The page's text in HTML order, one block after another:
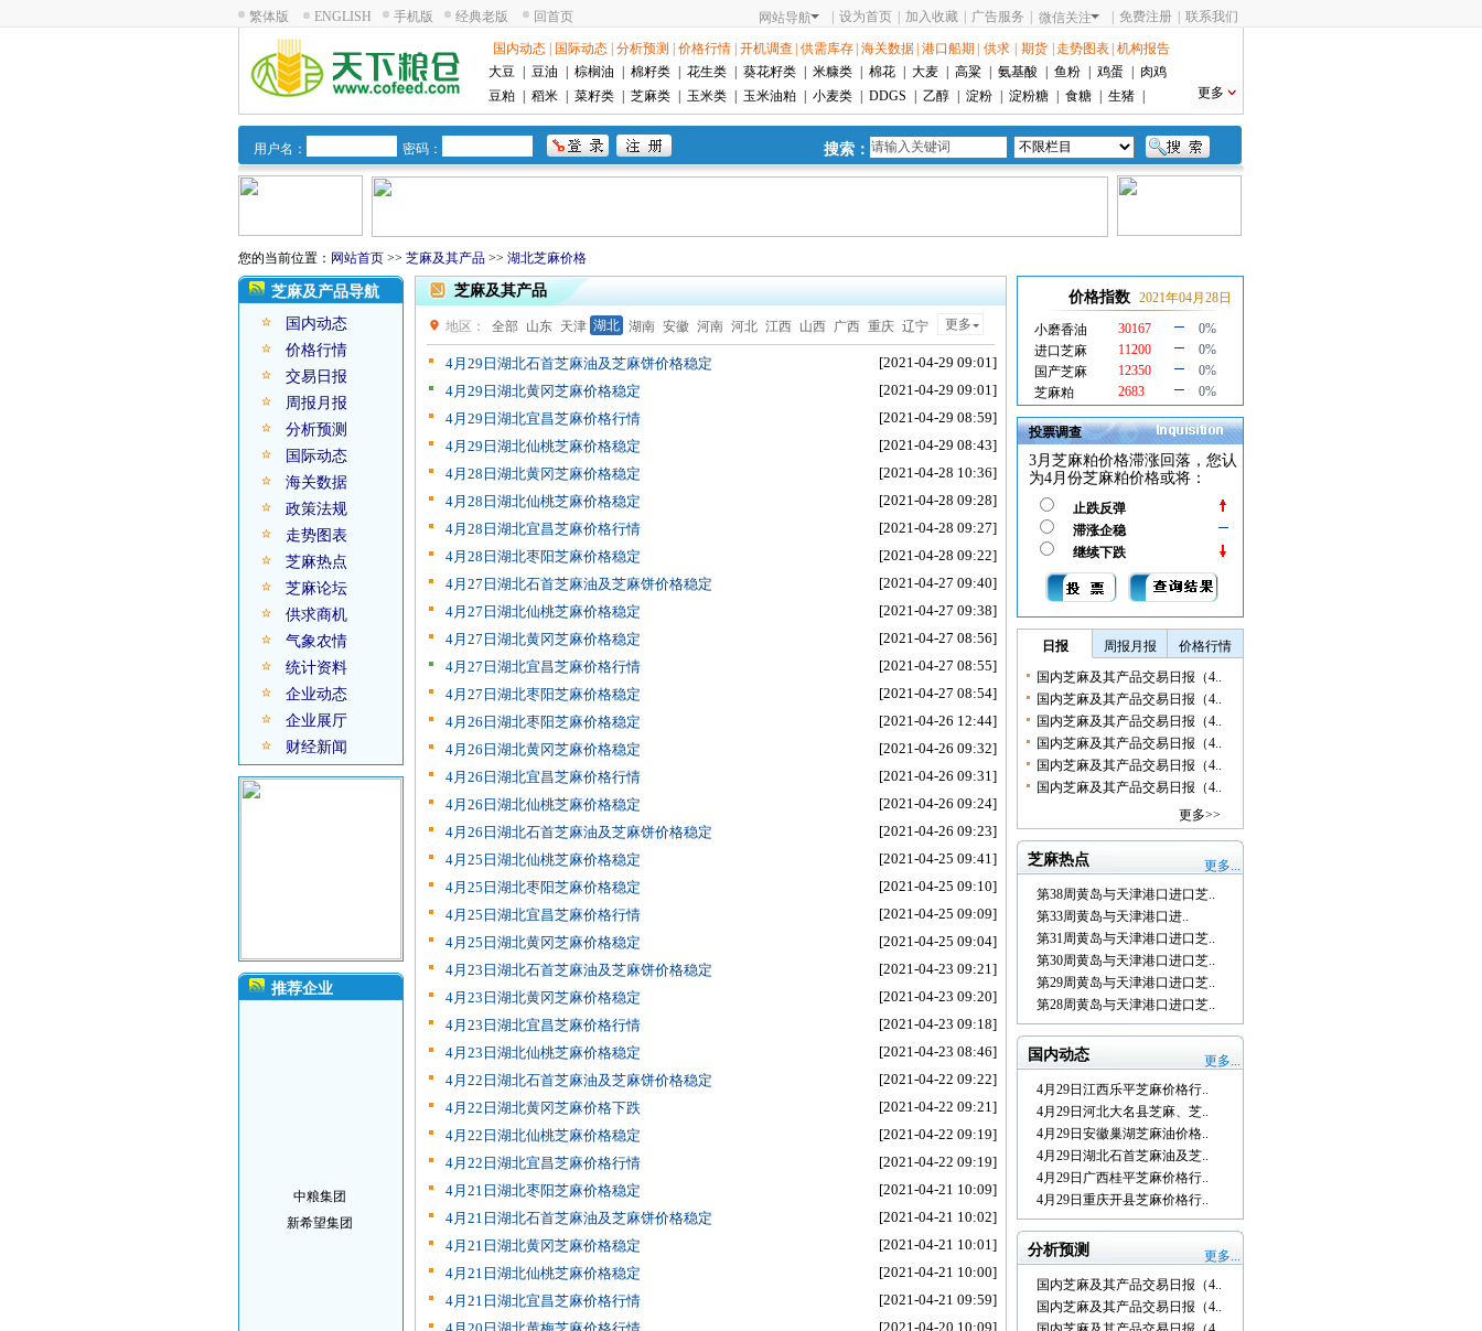
繁体版 ENGLISH 手机版 经典老版 回首页 网站导航 设为首页 加入收藏 广告服务 微信关注 免费注册 联系我们
国内动态 国际动态 分析预测 价格行情 开机调查 供需库存 海关数据 港口船期 供求 期货 走势图表 机构报告
大豆
豆油 棕榈油 棉籽类 花生类 葵花籽类 米糠类 棉花 大麦 高粱 氨基酸 鱼粉 鸡蛋
肉鸡
豆粕
稻米 菜籽类 芝麻类 玉米类 玉米油粕 小麦类 DDGS 乙醇 淀粉 淀粉糖 食糖 生猪 更多
用户名： 密码： 搜索：
您的当前位置： 网站首页 >> 芝麻及其产品 >> 湖北芝麻价格
芝麻及产品导航
国内动态
价格行情
交易日报
周报月报
分析预测
国际动态
海关数据
政策法规
走势图表
芝麻热点
芝麻论坛
供求商机
气象农情
统计资料
企业动态
企业展厅
财经新闻
推荐企业
芝麻及其产品
地区： 全部 山东 天津 湖北 湖南 安徽 河南 河北 江西 山西 广西 重庆 辽宁
更多
浙江
福建
4月29日湖北石首芝麻油及芝麻饼价格稳定
[2021-04-29 09:01]
4月29日湖北黄冈芝麻价格稳定
[2021-04-29 09:01]
4月29日湖北宜昌芝麻价格行情
[2021-04-29 08:59]
4月29日湖北仙桃芝麻价格稳定
[2021-04-29 08:43]
4月28日湖北黄冈芝麻价格稳定
[2021-04-28 10:36]
4月28日湖北仙桃芝麻价格稳定
[2021-04-28 09:28]
4月28日湖北宜昌芝麻价格行情
[2021-04-28 09:27]
4月28日湖北枣阳芝麻价格稳定
[2021-04-28 09:22]
4月27日湖北石首芝麻油及芝麻饼价格稳定
[2021-04-27 09:40]
4月27日湖北仙桃芝麻价格稳定
[2021-04-27 09:38]
4月27日湖北黄冈芝麻价格稳定
[2021-04-27 08:56]
4月27日湖北宜昌芝麻价格行情
[2021-04-27 08:55]
4月27日湖北枣阳芝麻价格稳定
[2021-04-27 08:54]
4月26日湖北枣阳芝麻价格稳定
[2021-04-26 12:44]
4月26日湖北黄冈芝麻价格稳定
[2021-04-26 09:32]
4月26日湖北宜昌芝麻价格行情
[2021-04-26 09:31]
4月26日湖北仙桃芝麻价格稳定
[2021-04-26 09:24]
4月26日湖北石首芝麻油及芝麻饼价格稳定
[2021-04-26 09:23]
4月25日湖北仙桃芝麻价格稳定
[2021-04-25 09:41]
4月25日湖北枣阳芝麻价格稳定
[2021-04-25 09:10]
4月25日湖北宜昌芝麻价格行情
[2021-04-25 09:09]
4月25日湖北黄冈芝麻价格稳定
[2021-04-25 09:04]
4月23日湖北石首芝麻油及芝麻饼价格稳定
[2021-04-23 09:21]
4月23日湖北黄冈芝麻价格稳定
[2021-04-23 09:20]
4月23日湖北宜昌芝麻价格行情
[2021-04-23 09:18]
4月23日湖北仙桃芝麻价格稳定
[2021-04-23 08:46]
4月22日湖北石首芝麻油及芝麻饼价格稳定
[2021-04-22 09:22]
4月22日湖北黄冈芝麻价格下跌
[2021-04-22 09:21]
4月22日湖北仙桃芝麻价格稳定
[2021-04-22 09:19]
4月22日湖北宜昌芝麻价格行情
[2021-04-22 09:19]
4月21日湖北枣阳芝麻价格稳定
[2021-04-21 10:09]
4月21日湖北石首芝麻油及芝麻饼价格稳定
[2021-04-21 10:02]
4月21日湖北黄冈芝麻价格稳定
[2021-04-21 10:01]
4月21日湖北仙桃芝麻价格稳定
[2021-04-21 10:00]
4月21日湖北宜昌芝麻价格行情
[2021-04-21 09:59]
[2021-04-20 10:09]
价格指数 2021年04月28日
小磨香油 30167
0%
进口芝麻
11200
0%
国产芝麻
12350
0%
芝麻粕
2683 0%
投票调查
3月芝麻粕价格滞涨回落，您认
为4月份芝麻粕价格或将：
止跌反弹
滞涨企稳
继续下跌
日报 周报月报
价格行情
国内芝麻及其产品交易日报（4..
国内芝麻及其产品交易日报（4..
国内芝麻及其产品交易日报（4..
国内芝麻及其产品交易日报（4..
国内芝麻及其产品交易日报（4..
国内芝麻及其产品交易日报（4..
更多>>
芝麻热点
更多...
第38周黄岛与天津港口进口芝..
第33周黄岛与天津港口进..
第31周黄岛与天津港口进口芝..
第30周黄岛与天津港口进口芝..
第29周黄岛与天津港口进口芝..
第28周黄岛与天津港口进口芝..
国内动态
更多...
4月29日江西乐平芝麻价格行..
4月29日河北大名县芝麻、芝..
4月29日安徽巢湖芝麻油价格..
4月29日湖北石首芝麻油及芝..
4月29日广西桂平芝麻价格行..
4月29日重庆开县芝麻价格行..
分析预测
更多...
国内芝麻及其产品交易日报（4..
国内芝麻及其产品交易日报（4..